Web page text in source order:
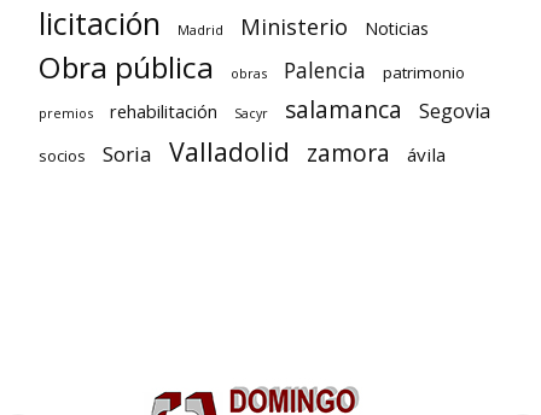
licitación Madrid Ministerio Noticias
Obra pública obras Palencia patrimonio
premios rehabilitación Sacyr salamanca Segovia
socios Soria Valladolid zamora ávila